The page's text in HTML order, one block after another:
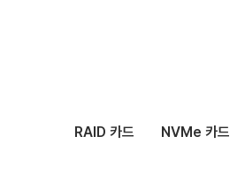
RAID 카드 NVMe 카드